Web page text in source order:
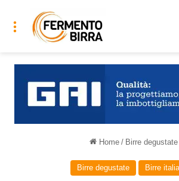
Menu
Home / Birre degustate
Birre degustate Birre